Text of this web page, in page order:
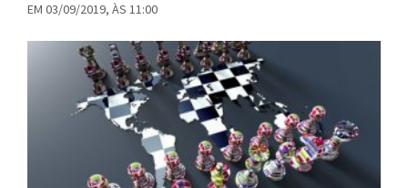
EM 03/09/2019, ÀS 11:00